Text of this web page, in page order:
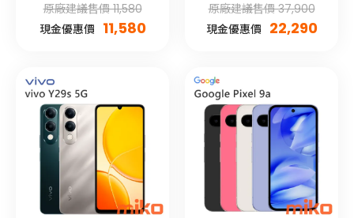
原廠建議售價 11,580
現金優惠價 11,580
原廠建議售價 37,900
現金優惠價 22,290